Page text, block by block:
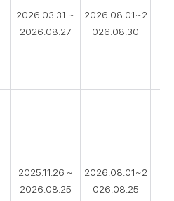
2026.03.31 ~
2026.08.27
2026.08.01~2
026.08.30
2025.11.26 ~
2026.08.25
2026.08.01~2
026.08.25